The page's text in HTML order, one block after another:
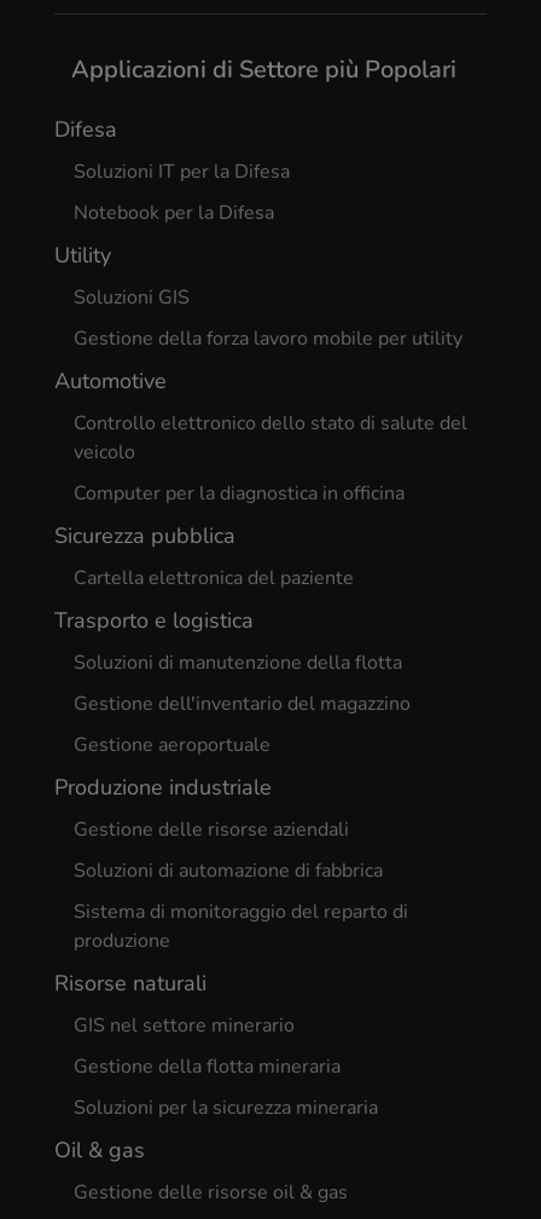
Applicazioni di Settore più Popolari
Difesa
Soluzioni IT per la Difesa
Notebook per la Difesa
Utility
Soluzioni GIS
Gestione della forza lavoro mobile per utility
Automotive
Controllo elettronico dello stato di salute del
veicolo
Computer per la diagnostica in officina
Sicurezza pubblica
Cartella elettronica del paziente
Trasporto e logistica
Soluzioni di manutenzione della flotta
Gestione dell'inventario del magazzino
Gestione aeroportuale
Produzione industriale
Gestione delle risorse aziendali
Soluzioni di automazione di fabbrica
Sistema di monitoraggio del reparto di
produzione
Risorse naturali
GIS nel settore minerario
Gestione della flotta mineraria
Soluzioni per la sicurezza mineraria
Oil & gas
Gestione delle risorse oil & gas